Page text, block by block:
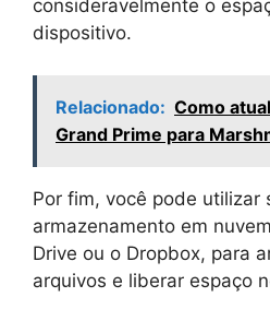
consideravelmente o
dispositivo.
Relacionado: Como
Grand Prime para
Por fim, você pode utilizar
armazenamento em
Drive ou o Dropbox, para
arquivos e liberar espaço